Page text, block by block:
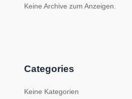
Keine Archive zum Anzeigen.
Categories
Keine Kategorien